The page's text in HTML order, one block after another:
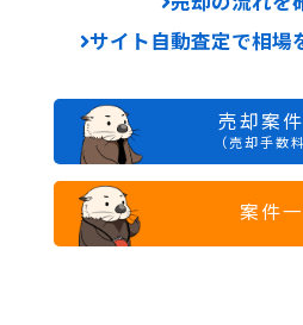
サイト自動査定で相場
売却案
（売却手数
案件